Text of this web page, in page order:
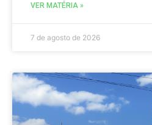
VER MATÉRIA »
7 de agosto de 2026